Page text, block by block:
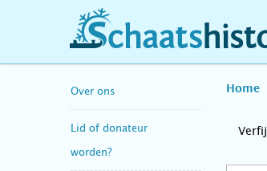
schaatshistorie.nl
Over ons
Lid of donateur
worden?
Home